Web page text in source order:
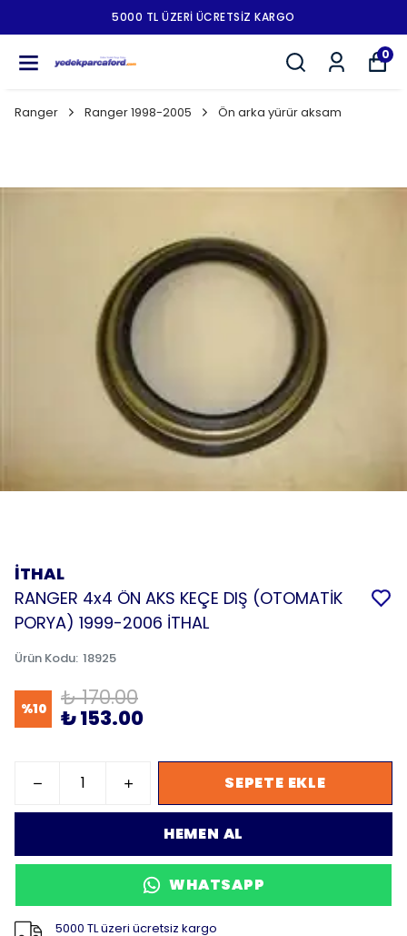
5000 TL ÜZERI ÜCRETSIZ KARGO
0
Ranger Ranger 1998-2005 Ön arka yürür aksam
İTHAL
RANGER 4x4 ÖN AKS KEÇE DIŞ (OTOMATİK
PORYA) 1999-2006 İTHAL
Ürün Kodu: 18925
%10 ₺ 170.00
₺ 153.00
SEPETE EKLE
HEMEN AL
WHATSAPP
5000 TL üzeri ücretsiz kargo